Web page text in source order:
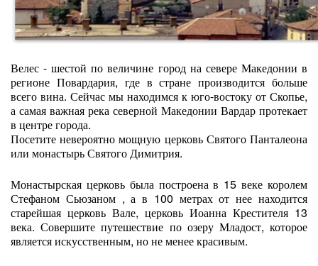
Велес - шестой по величине город на севере Македонии в
регионе Повардария, где в стране производится больше
всего вина. Сейчас мы находимся к юго-востоку от Скопье,
а самая важная река северной Македонии Вардар протекает
в центре города.
Посетите невероятно мощную церковь Святого Панталеона
или монастырь Святого Димитрия.
Монастырская церковь была построена в 15 веке королем
Стефаном Сьюзаном , а в 100 метрах от нее находится
старейшая церковь Вале, церковь Иоанна Крестителя 13
века. Совершите путешествие по озеру Младост, которое
является искусственным, но не менее красивым.